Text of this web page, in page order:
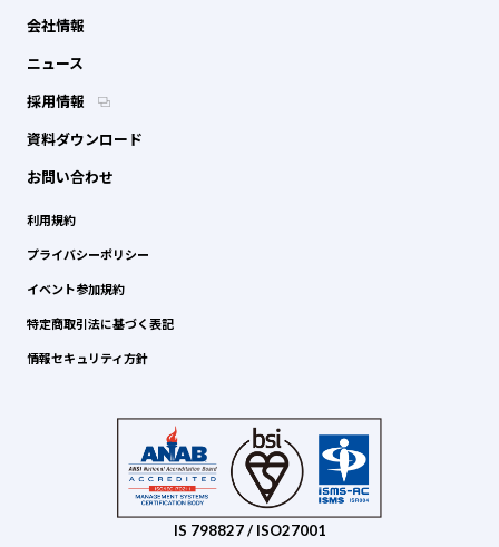
会社情報
ニュース
採用情報
資料ダウンロード
お問い合わせ
利用規約
プライバシーポリシー
イベント参加規約
特定商取引法に基づく表記
情報セキュリティ方針
IS 798827 / ISO27001